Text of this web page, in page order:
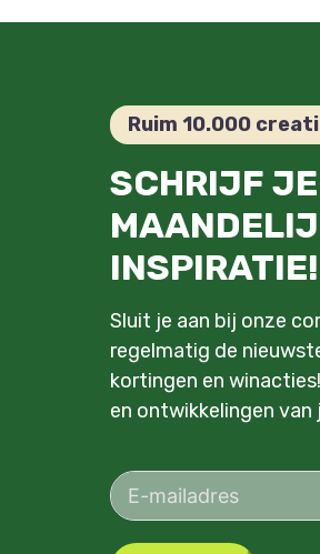
Ruim 10.000
SCHRIJF
INSPIRATIE!
Sluit je aan bij onze
regelmatig de
kortingen en
en ontwikkelingen